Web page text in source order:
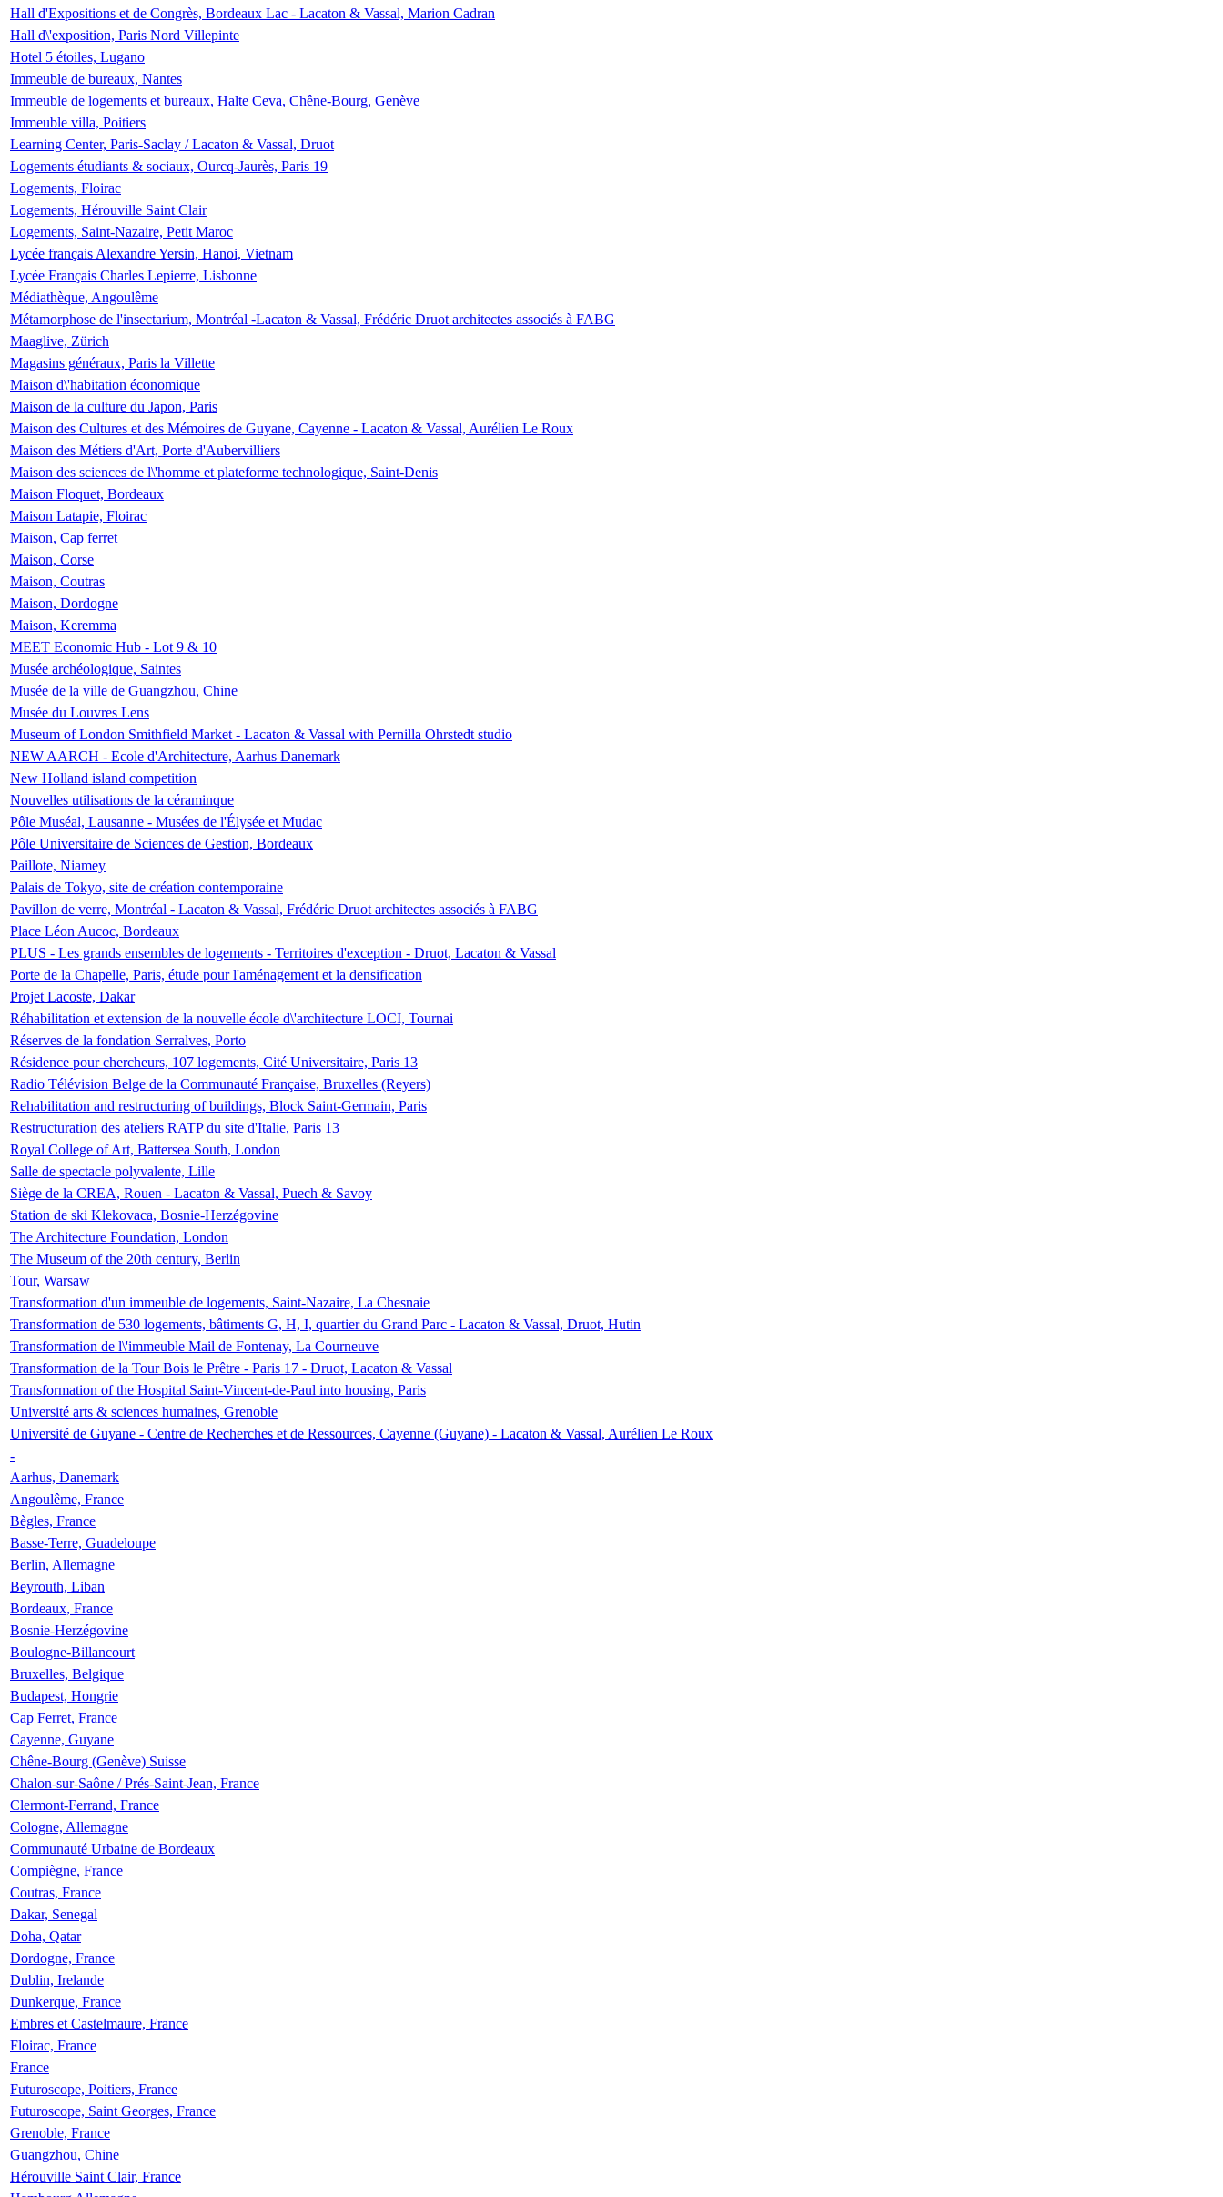
Hall d'Expositions et de Congrès, Bordeaux Lac - Lacaton & Vassal, Marion Cadran
Hall d\'exposition, Paris Nord Villepinte
Hotel 5 étoiles, Lugano
Immeuble de bureaux, Nantes
Immeuble de logements et bureaux, Halte Ceva, Chêne-Bourg, Genève
Immeuble villa, Poitiers
Learning Center, Paris-Saclay / Lacaton & Vassal, Druot
Logements étudiants & sociaux, Ourcq-Jaurès, Paris 19
Logements, Floirac
Logements, Hérouville Saint Clair
Logements, Saint-Nazaire, Petit Maroc
Lycée français Alexandre Yersin, Hanoi, Vietnam
Lycée Français Charles Lepierre, Lisbonne
Médiathèque, Angoulême
Métamorphose de l'insectarium, Montréal -Lacaton & Vassal, Frédéric Druot architectes associés à FABG
Maaglive, Zürich
Magasins généraux, Paris la Villette
Maison d\'habitation économique
Maison de la culture du Japon, Paris
Maison des Cultures et des Mémoires de Guyane, Cayenne - Lacaton & Vassal, Aurélien Le Roux
Maison des Métiers d'Art, Porte d'Aubervilliers
Maison des sciences de l\'homme et plateforme technologique, Saint-Denis
Maison Floquet, Bordeaux
Maison Latapie, Floirac
Maison, Cap ferret
Maison, Corse
Maison, Coutras
Maison, Dordogne
Maison, Keremma
MEET Economic Hub - Lot 9 & 10
Musée archéologique, Saintes
Musée de la ville de Guangzhou, Chine
Musée du Louvres Lens
Museum of London Smithfield Market - Lacaton & Vassal with Pernilla Ohrstedt studio
NEW AARCH - Ecole d'Architecture, Aarhus Danemark
New Holland island competition
Nouvelles utilisations de la céraminque
Pôle Muséal, Lausanne - Musées de l'Élysée et Mudac
Pôle Universitaire de Sciences de Gestion, Bordeaux
Paillote, Niamey
Palais de Tokyo, site de création contemporaine
Pavillon de verre, Montréal - Lacaton & Vassal, Frédéric Druot architectes associés à FABG
Place Léon Aucoc, Bordeaux
PLUS - Les grands ensembles de logements - Territoires d'exception - Druot, Lacaton & Vassal
Porte de la Chapelle, Paris, étude pour l'aménagement et la densification
Projet Lacoste, Dakar
Réhabilitation et extension de la nouvelle école d\'architecture LOCI, Tournai
Réserves de la fondation Serralves, Porto
Résidence pour chercheurs, 107 logements, Cité Universitaire, Paris 13
Radio Télévision Belge de la Communauté Française, Bruxelles (Reyers)
Rehabilitation and restructuring of buildings, Block Saint-Germain, Paris
Restructuration des ateliers RATP du site d'Italie, Paris 13
Royal College of Art, Battersea South, London
Salle de spectacle polyvalente, Lille
Siège de la CREA, Rouen - Lacaton & Vassal, Puech & Savoy
Station de ski Klekovaca, Bosnie-Herzégovine
The Architecture Foundation, London
The Museum of the 20th century, Berlin
Tour, Warsaw
Transformation d'un immeuble de logements, Saint-Nazaire, La Chesnaie
Transformation de 530 logements, bâtiments G, H, I, quartier du Grand Parc - Lacaton & Vassal, Druot, Hutin
Transformation de l\'immeuble Mail de Fontenay, La Courneuve
Transformation de la Tour Bois le Prêtre - Paris 17 - Druot, Lacaton & Vassal
Transformation of the Hospital Saint-Vincent-de-Paul into housing, Paris
Université arts & sciences humaines, Grenoble
Université de Guyane - Centre de Recherches et de Ressources, Cayenne (Guyane) - Lacaton & Vassal, Aurélien Le Roux
-
Aarhus, Danemark
Angoulême, France
Bègles, France
Basse-Terre, Guadeloupe
Berlin, Allemagne
Beyrouth, Liban
Bordeaux, France
Bosnie-Herzégovine
Boulogne-Billancourt
Bruxelles, Belgique
Budapest, Hongrie
Cap Ferret, France
Cayenne, Guyane
Chêne-Bourg (Genève) Suisse
Chalon-sur-Saône / Prés-Saint-Jean, France
Clermont-Ferrand, France
Cologne, Allemagne
Communauté Urbaine de Bordeaux
Compiègne, France
Coutras, France
Dakar, Senegal
Doha, Qatar
Dordogne, France
Dublin, Irelande
Dunkerque, France
Embres et Castelmaure, France
Floirac, France
France
Futuroscope, Poitiers, France
Futuroscope, Saint Georges, France
Grenoble, France
Guangzhou, Chine
Hérouville Saint Clair, France